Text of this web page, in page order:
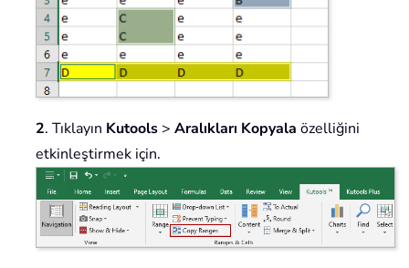
2. Tıklayın Kutools > Aralıkları Kopyala özelliğini
etkinleştirmek için.